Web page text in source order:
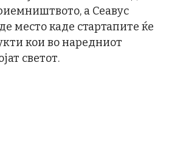
а Сеавус
место каде стартапите ќе
кои во наредниот
светот.